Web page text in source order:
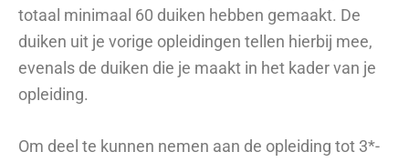
totaal minimaal 60 duiken hebben gemaakt. De
duiken uit je vorige opleidingen tellen hierbij mee,
evenals de duiken die je maakt in het kader van je
opleiding.
Om deel te kunnen nemen aan de opleiding tot 3*-